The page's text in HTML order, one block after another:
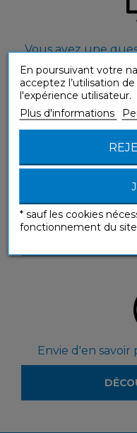
Vous avez une
Vous souhaitez
Envie d'en
En poursuivant votre
acceptez l’utilisation
l'expérience utilisateur.
Plus d'informations
* sauf les cookies
fonctionnement du